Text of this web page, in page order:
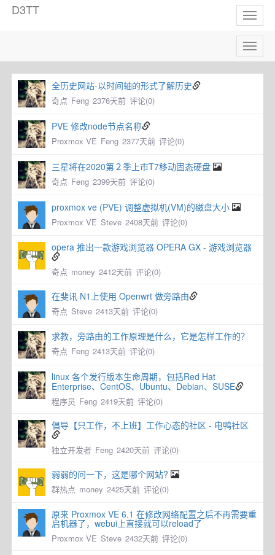
Toggle
D3TT
Toggle
全历史网站-以时间轴的形式了解历史
奇点 Feng 2376天前 评论(0)
PVE 修改node节点名称
Proxmox VE Feng 2377天前 评论(0)
三星将在2020第２季上市T7移动固态硬盘
奇点 Feng 2399天前 评论(0)
proxmox ve (PVE) 调整虚拟机(VM)的磁盘大小
Proxmox VE Steve 2408天前 评论(0)
opera 推出一款游戏浏览器 OPERA GX - 游戏浏览器
奇点 money 2412天前 评论(0)
在斐讯 N1上使用 Openwrt 做旁路由
奇点 Steve 2413天前 评论(0)
求教，旁路由的工作原理是什么，它是怎样工作的？
奇点 Feng 2413天前 评论(0)
linux 各个发行版本生命周期，包括Red Hat
Enterprise、CentOS、Ubuntu、Debian、SUSE
程序员 Feng 2419天前 评论(0)
倡导【只工作，不上班】工作心态的社区 - 电鸭社区
独立开发者 Feng 2420天前 评论(0)
弱弱的问一下，这是哪个网站?
群热点 money 2425天前 评论(0)
原来 Proxmox VE 6.1 在修改网络配置之后不再需要重
启机器了，webui上直接就可以reload了
Proxmox VE Steve 2432天前 评论(0)